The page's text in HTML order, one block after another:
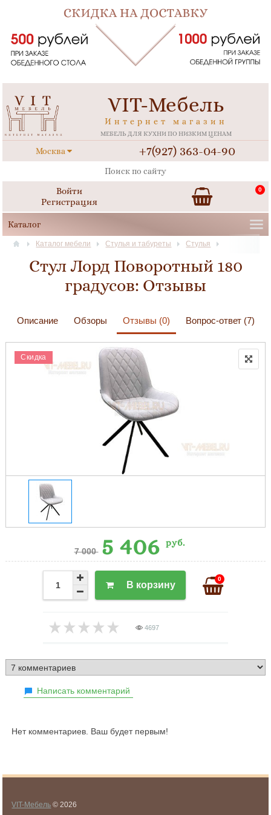
VIT-Мебель
Интернет магазин
МЕБЕЛЬ ДЛЯ КУХНИ ПО НИЗКИМ ЦЕНАМ
Москва +7(927) 363-04-90
Войти
Регистрация
0
Каталог мебели Стулья и табуреты Стулья
Стул Лорд Поворотный 180
градусов: Отзывы
Описание Обзоры Отзывы (0) Вопрос-ответ (7)
Скидка
7 000 5 406 руб.
В корзину
0
4697
Написать комментарий
Нет комментариев. Ваш будет первым!
VIT-Мебель © 2026